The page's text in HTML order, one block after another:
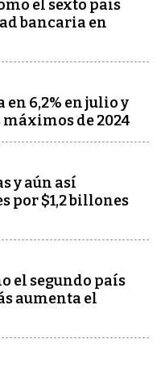
el sexto país
bancaria en
6,2% en julio y
de 2024
y aún así
por $1,2 billones
el segundo país
aumenta el